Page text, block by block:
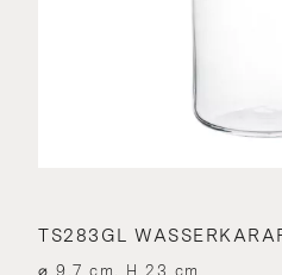
TS283GL
⌀ 9.7 cm, H 23 cm